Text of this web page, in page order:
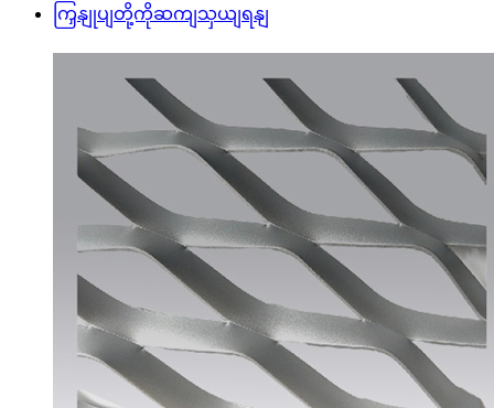
ကြှနျုပျတို့ကိုဆကျသှယျရနျ